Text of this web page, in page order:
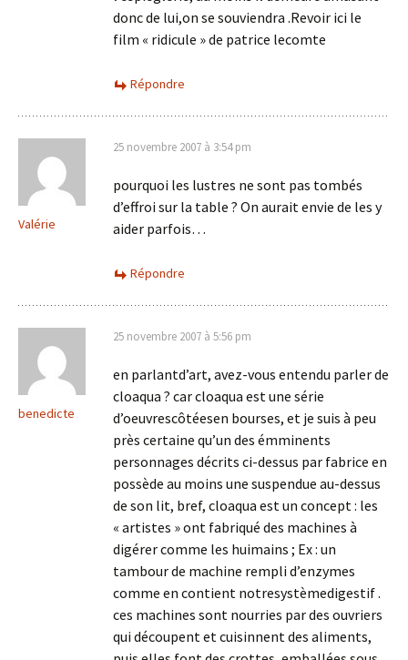
donc de lui,on se souviendra .Revoir ici le
film « ridicule » de patrice lecomte
Répondre
Valérie
25 novembre 2007 à 3:54 pm
pourquoi les lustres ne sont pas tombés
d’effroi sur la table ? On aurait envie de les y
aider parfois…
Répondre
benedicte
25 novembre 2007 à 5:56 pm
en parlantd’art, avez-vous entendu parler de
cloaqua ? car cloaqua est une série
d’oeuvrescôtéesen bourses, et je suis à peu
près certaine qu’un des émminents
personnages décrits ci-dessus par fabrice en
possède au moins une suspendue au-dessus
de son lit, bref, cloaqua est un concept : les
« artistes » ont fabriqué des machines à
digérer comme les huimains ; Ex : un
tambour de machine rempli d’enzymes
comme en contient notresystèmedigestif .
ces machines sont nourries par des ouvriers
qui découpent et cuisinnent des aliments,